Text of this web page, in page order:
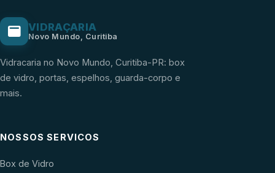
VIDRAÇARIA
Novo Mundo, Curitiba
Vidracaria no Novo Mundo, Curitiba-PR: box
de vidro, portas, espelhos, guarda-corpo e
mais.
NOSSOS SERVICOS
Box de Vidro